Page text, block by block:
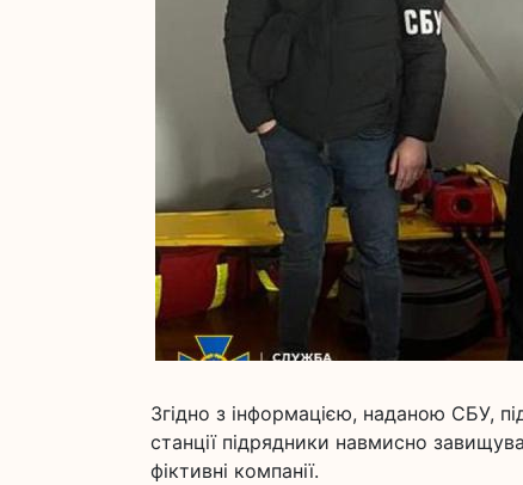
Згідно з інформацією, наданою СБУ,
станції підрядники навмисно
фіктивні компанії.